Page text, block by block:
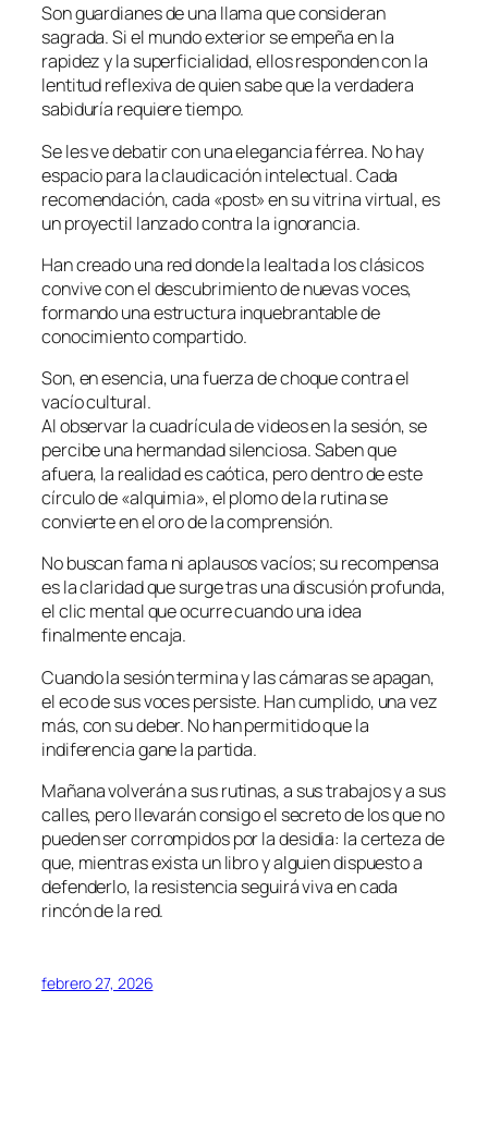
Son guardianes de una llama que consideran
sagrada. Si el mundo exterior se empeña en la
rapidez y la superficialidad, ellos responden con la
lentitud reflexiva de quien sabe que la verdadera
sabiduría requiere tiempo.
Se les ve debatir con una elegancia férrea. No hay
espacio para la claudicación intelectual. Cada
recomendación, cada «post» en su vitrina virtual, es
un proyectil lanzado contra la ignorancia.
Han creado una red donde la lealtad a los clásicos
convive con el descubrimiento de nuevas voces,
formando una estructura inquebrantable de
conocimiento compartido.
Son, en esencia, una fuerza de choque contra el
vacío cultural.
Al observar la cuadrícula de videos en la sesión, se
percibe una hermandad silenciosa. Saben que
afuera, la realidad es caótica, pero dentro de este
círculo de «alquimia», el plomo de la rutina se
convierte en el oro de la comprensión.
No buscan fama ni aplausos vacíos; su recompensa
es la claridad que surge tras una discusión profunda,
el clic mental que ocurre cuando una idea
finalmente encaja.
Cuando la sesión termina y las cámaras se apagan,
el eco de sus voces persiste. Han cumplido, una vez
más, con su deber. No han permitido que la
indiferencia gane la partida.
Mañana volverán a sus rutinas, a sus trabajos y a sus
calles, pero llevarán consigo el secreto de los que no
pueden ser corrompidos por la desidia: la certeza de
que, mientras exista un libro y alguien dispuesto a
defenderlo, la resistencia seguirá viva en cada
rincón de la red.
febrero 27, 2026